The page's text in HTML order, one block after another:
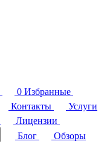
0 Избранные
Контакты
Услуги
Лицензии
Блог
Обзоры